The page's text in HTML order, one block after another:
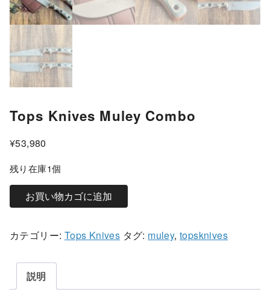
Tops Knives Muley Combo
¥53,980
残り在庫1個
o
s
i
お買い物カゴに追加
カテゴリー: Tops Knives タグ: muley,topsknives
説明